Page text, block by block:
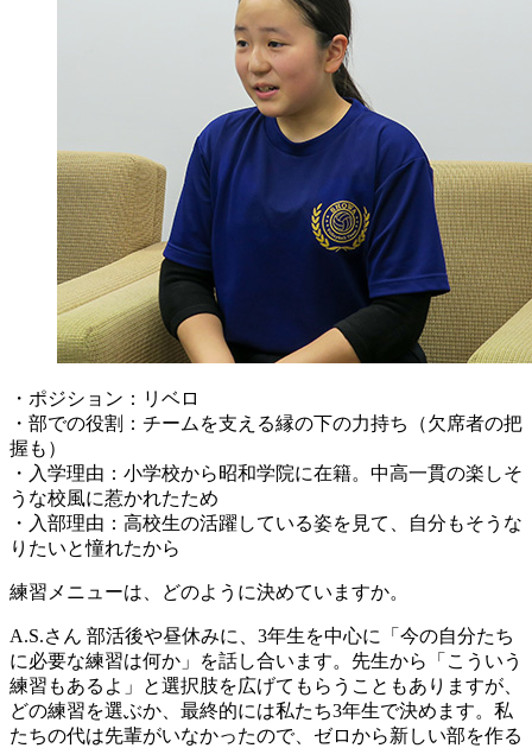
・ポジション：リベロ
・部での役割：チームを支える縁の下の力持ち（欠席者の把
握も）
・入学理由：小学校から昭和学院に在籍。中高一貫の楽しそ
うな校風に惹かれたため
・入部理由：高校生の活躍している姿を見て、自分もそうな
りたいと憧れたから
練習メニューは、どのように決めていますか。
A.S.さん 部活後や昼休みに、3年生を中心に「今の自分たち
に必要な練習は何か」を話し合います。先生から「こういう
練習もあるよ」と選択肢を広げてもらうこともありますが、
どの練習を選ぶか、最終的には私たち3年生で決めます。私
たちの代は先輩がいなかったので、ゼロから新しい部を作る